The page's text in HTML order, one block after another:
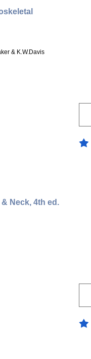
& K.W.Davis
Neck, 4th ed.